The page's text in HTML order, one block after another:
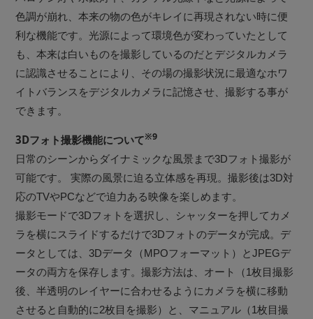
色調が崩れ、本来の物の色がキレイに再現されない時に便
利な機能です。光源によって環境色が変わっていたとして
も、本来は白いものを撮影しているのだとデジタルカメラ
に認識させることにより、その場の撮影状況に最適なホワ
イトバランスをデジタルカメラに記憶させ、撮影する事が
できます。
3Dフォト撮影機能について※9
日常のシーンからダイナミックな風景まで3Dフォト撮影が
可能です。 実際の風景に迫る立体感を再現。撮影後は3D対
応のTVやPCなどで迫力ある映像を楽しめます。
撮影モードで3Dフォトを選択し、シャッターを押してカメ
ラを横にスライドするだけで3Dフォトのデータが完成。デ
ータとしては、3Dデータ（MPOフォーマット）とJPEGデ
ータの両方を保存します。撮影方法は、オート（1枚目撮影
後、半透明のレイヤーに合わせるようにカメラを横に移動
させると自動的に2枚目を撮影）と、マニュアル（1枚目撮